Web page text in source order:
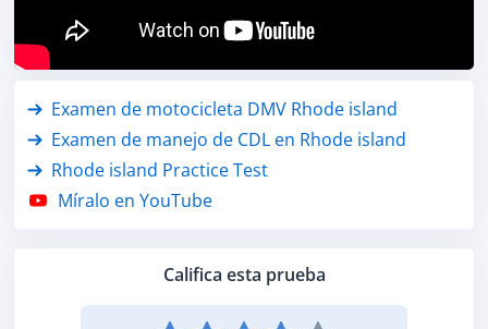
Califica esta prueba
Examen de motocicleta DMV Rhode island
Examen de manejo de CDL en Rhode island
Rhode island Practice Test
Míralo en YouTube